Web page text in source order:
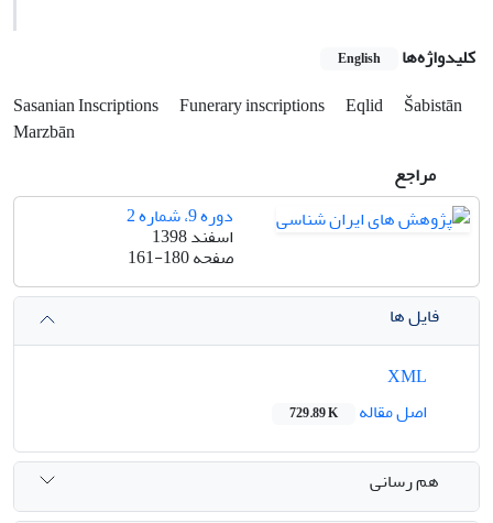
کلیدواژه‌ها English
Sasanian Inscriptions Funerary inscriptions Eqlid
Šabistān
Marzbān
مراجع
دوره 9، شماره 2
اسفند 1398
صفحه161-180
فایل ها
اصل مقاله
729.89 K
هم رسانی